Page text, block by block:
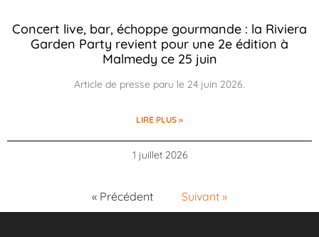
Concert live, bar, échoppe gourmande : la Riviera
Garden Party revient pour une 2e édition à
Malmedy ce 25 juin
Article de presse paru le 24 juin 2026.
LIRE PLUS »
1 juillet 2026
« Précédent Suivant »